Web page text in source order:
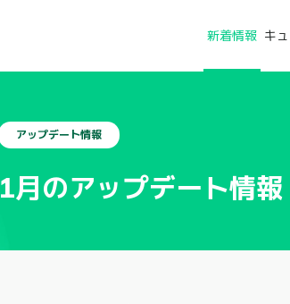
新着情報 キ
アップデート情報
1月のアップデート情報